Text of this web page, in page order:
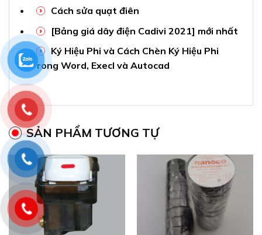
Cách sửa quạt điên
[Bảng giá dây điện Cadivi 2021] mới nhất
Ký Hiệu Phi và Cách Chèn Ký Hiệu Phi
Trong Word, Execl và Autocad
SẢN PHẨM TƯƠNG TỰ